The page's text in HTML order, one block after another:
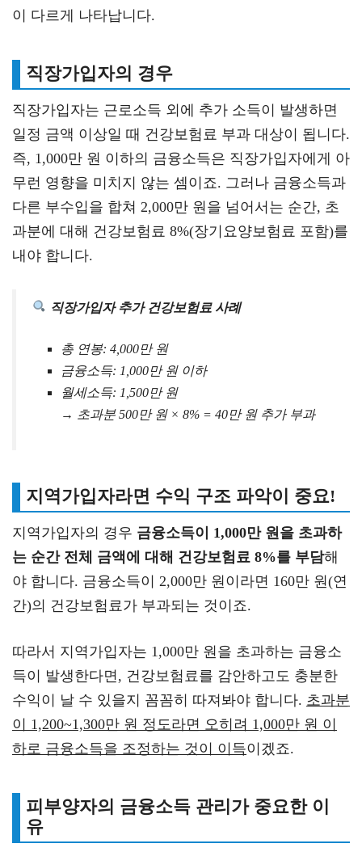
이 다르게 나타납니다.
직장가입자의 경우
직장가입자는 근로소득 외에 추가 소득이 발생하면
일정 금액 이상일 때 건강보험료 부과 대상이 됩니다.
즉, 1,000만 원 이하의 금융소득은 직장가입자에게 아
무런 영향을 미치지 않는 셈이죠. 그러나 금융소득과
다른 부수입을 합쳐 2,000만 원을 넘어서는 순간, 초
과분에 대해 건강보험료 8%(장기요양보험료 포함)를
내야 합니다.
직장가입자 추가 건강보험료 사례
총 연봉: 4,000만 원
금융소득: 1,000만 원 이하
월세소득: 1,500만 원
→ 초과분 500만 원 × 8% = 40만 원 추가 부과
지역가입자라면 수익 구조 파악이 중요!
지역가입자의 경우 금융소득이 1,000만 원을 초과하
는 순간 전체 금액에 대해 건강보험료 8%를 부담해
야 합니다. 금융소득이 2,000만 원이라면 160만 원(연
간)의 건강보험료가 부과되는 것이죠.
따라서 지역가입자는 1,000만 원을 초과하는 금융소
득이 발생한다면, 건강보험료를 감안하고도 충분한
수익이 날 수 있을지 꼼꼼히 따져봐야 합니다. 초과분
이 1,200~1,300만 원 정도라면 오히려 1,000만 원 이
하로 금융소득을 조정하는 것이 이득이겠죠.
피부양자의 금융소득 관리가 중요한 이
유